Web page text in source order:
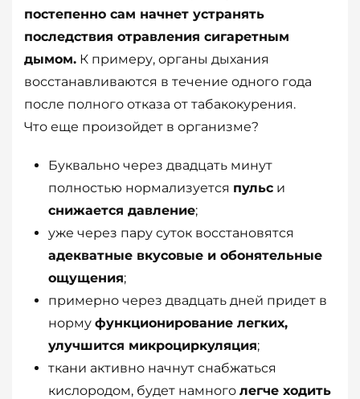
постепенно сам начнет устранять
последствия отравления сигаретным
дымом. К примеру, органы дыхания
восстанавливаются в течение одного года
после полного отказа от табакокурения.
Что еще произойдет в организме?
Буквально через двадцать минут
полностью нормализуется пульс и
снижается давление;
уже через пару суток восстановятся
адекватные вкусовые и обонятельные
ощущения;
примерно через двадцать дней придет в
норму функционирование легких,
улучшится микроциркуляция;
ткани активно начнут снабжаться
кислородом, будет намного легче ходить